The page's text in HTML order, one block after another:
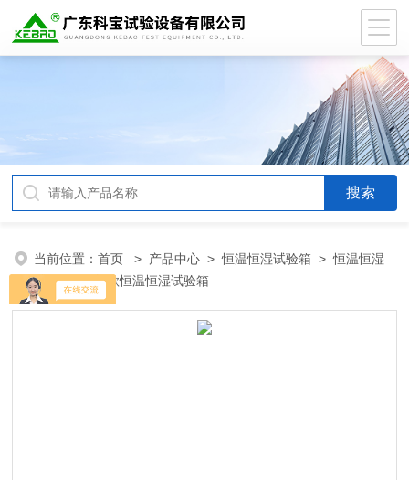
当前位置：首页 > 产品中心 >恒温恒湿试验箱 >恒温恒湿
试验箱> 新款恒温恒湿试验箱